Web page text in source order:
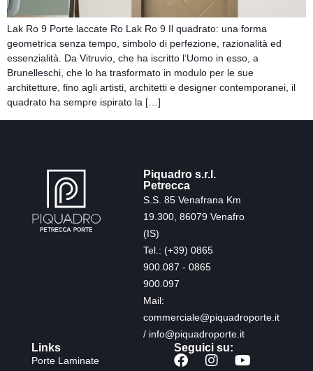
Lak Ro 9 Porte laccate Ro Lak Ro 9 Il quadrato: una forma
geometrica senza tempo, simbolo di perfezione, razionalità ed
essenzialità. Da Vitruvio, che ha iscritto l’Uomo in esso, a
Brunelleschi, che lo ha trasformato in modulo per le sue
architetture, fino agli artisti, architetti e designer contemporanei, il
quadrato ha sempre ispirato la […]
Piquadro s.r.l.
Petrecca
S.S. 85 Venafrana Km
19.300, 86079 Venafro
(IS)
Tel.: (+39) 0865
900.087 - 0865
900.097
Mail:
commerciale@piquadroporte.it
/ info@piquadroporte.it
Links
Porte Laminate
Seguici su: